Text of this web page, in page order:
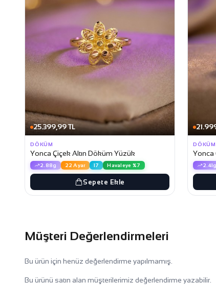
25.399,99 TL
DÖKÜM
Yonca Çiçek Altın Döküm Yüzük
2.88g 22 Ayar 17 Havaleye %7
Sepete Ekle
DÖKÜM
Yonca
2.41g
Müşteri Değerlendirmeleri
Bu ürün için henüz değerlendirme yapılmamış.
Bu ürünü satın alan müşterilerimiz değerlendirme yazabilir.